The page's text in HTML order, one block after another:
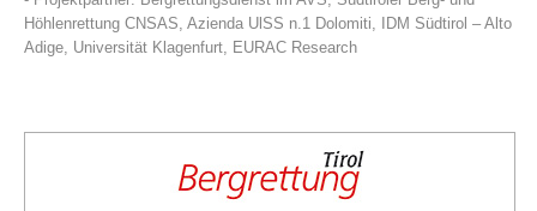
Höhlenrettung CNSAS, Azienda UlSS n.1 Dolomiti, IDM Südtirol – Alto
Adige, Universität Klagenfurt, EURAC Research